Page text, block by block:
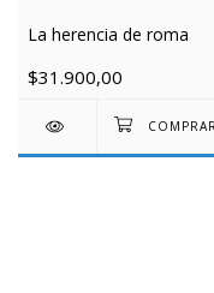
La herencia de roma
$31.900,00